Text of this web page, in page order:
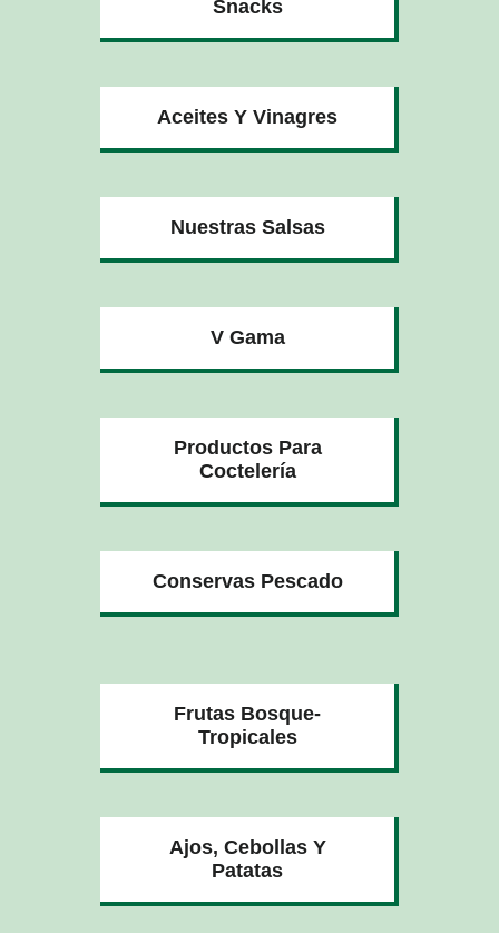
Snacks
Aceites Y Vinagres
Nuestras Salsas
V Gama
Productos Para
Coctelería
Conservas Pescado
Frutas Bosque-
Tropicales
Ajos, Cebollas Y
Patatas